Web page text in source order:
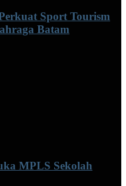
Sport Tourism
Batam
MPLS Sekolah